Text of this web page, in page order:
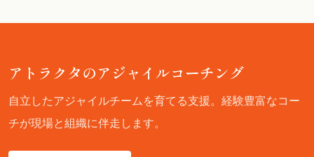
アトラクタのアジャイルコーチング
自立したアジャイルチームを育てる支援。経験豊富なコー
チが現場と組織に伴走します。